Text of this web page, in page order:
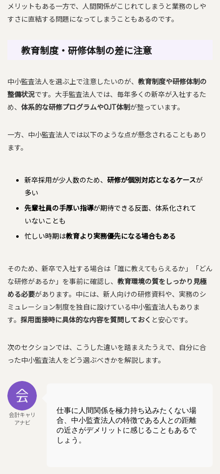
メリットもある一方で、人間関係がこじれてしまうと業務のしや
すさに直結する問題になってしまうこともあるのです。
教育制度・研修体制の差に注意
中小監査法人を選ぶ上で注意したいのが、 教育制度や研修体制の
整備状況です。大手監査法人では、毎年多くの新卒が入社するた
め、 体系的な研修プログラムやOJT体制が整っています。
一方、中小監査法人では以下のような点が懸念されることもあり
ます。
新卒採用が少人数のため、 研修が個別対応となるケースが
多い
先輩社員の手厚い指導が期待できる反面、体系化されて
いないことも
忙しい時期は教育より実務優先になる場合もある
そのため、新卒で入社する場合は「誰に教えてもらえるか」「どん
な研修があるか」を事前に確認し、 教育環境の質をしっかり見極
める必要があります。中には、新人向けの研修資料や、実務のシ
ミュレーション制度を独自に設けている中小監査法人もありま
す。 採用面接時に具体的な内容を質問しておく と安心です。
次のセクションでは、こうした違いを踏まえたうえで、自分に合
った中小監査法人をどう選ぶべきかを解説します。
会計キャリ
アナビ
仕事に人間関係を極力持ち込みたくない場
合、中小監査法人の特徴である人との距離
の近さがデメリットに感じることもあるで
しょう。